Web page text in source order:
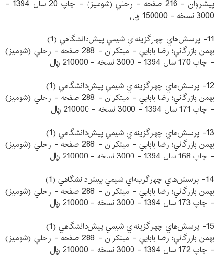
پيشروان - 216 صفحه - رحلي (شوميز) - چاپ 20 سال 1394 -
3000 نسخه - 150000 ريال
11- پرسش‌هاي چهارگزينه‌اي شيمي پيش‌دانشگاهي (1)
بهمن بازرگاني؛ رضا بابايي - مبتكران - 288 صفحه - رحلي (شوميز)
- چاپ 170 سال 1394 - 3000 نسخه - 210000 ريال
12- پرسش‌هاي چهارگزينه‌اي شيمي پيش‌دانشگاهي (1)
بهمن بازرگاني؛ رضا بابايي - مبتكران - 288 صفحه - رحلي (شوميز)
- چاپ 171 سال 1394 - 3000 نسخه - 210000 ريال
13- پرسش‌هاي چهارگزينه‌اي شيمي پيش‌دانشگاهي (1)
بهمن بازرگاني؛ رضا بابايي - مبتكران - 288 صفحه - رحلي (شوميز)
- چاپ 168 سال 1394 - 3000 نسخه - 210000 ريال
14- پرسش‌هاي چهارگزينه‌اي شيمي پيش‌دانشگاهي (1)
بهمن بازرگاني؛ رضا بابايي - مبتكران - 288 صفحه - رحلي (شوميز)
- چاپ 173 سال 1394 - 3000 نسخه - 210000 ريال
15- پرسش‌هاي چهارگزينه‌اي شيمي پيش‌دانشگاهي (1)
بهمن بازرگاني؛ رضا بابايي - مبتكران - 288 صفحه - رحلي (شوميز)
- چاپ 172 سال 1394 - 3000 نسخه - 210000 ريال